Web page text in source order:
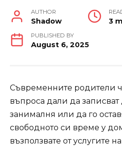
AUTHOR
Shadow 3
PUBLISHED BY
August 6, 2025
Съвременните родители
въпроса дали да записват
занималня или да го
свободното си време у
възползвате от услугите